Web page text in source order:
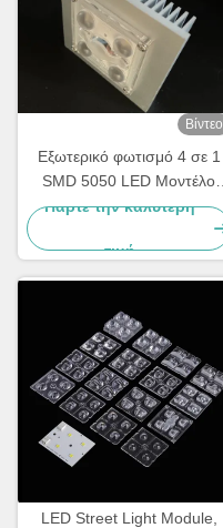
Βίντεο
Εξωτερικό φωτισμό 4 σε 1
SMD 5050 LED Μοντέλο
10W-15W με 150x75
βαθμούς φακό Αδιάβροχο
Πάρτε την καλύτερη
τιμή
LED Street Light Module,